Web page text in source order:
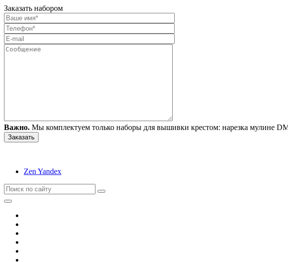
Заказать набором
Важно. Мы комплектуем только наборы для вышивки крестом: нарезка мулине
Zen Yandex